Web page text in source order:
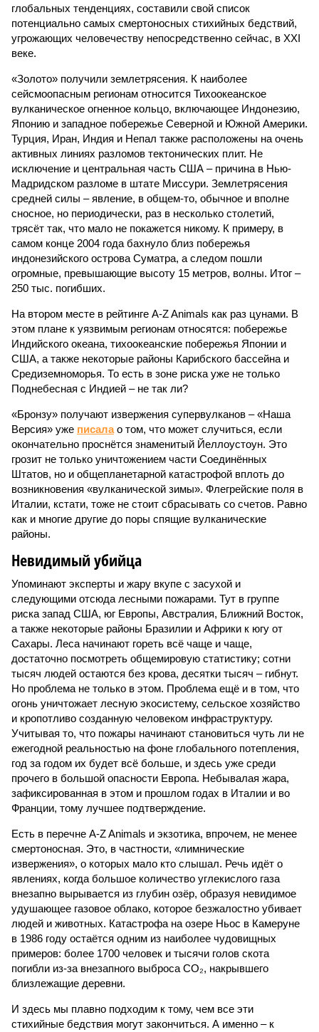
глобальных тенденциях, составили свой список
потенциально самых смертоносных стихийных бедствий,
угрожающих человечеству непосредственно сейчас, в XXI
веке.
«Золото» получили землетрясения. К наиболее
сейсмоопасным регионам относится Тихоокеанское
вулканическое огненное кольцо, включающее Индонезию,
Японию и западное побережье Северной и Южной Америки.
Турция, Иран, Индия и Непал также расположены на очень
активных линиях разломов тектонических плит. Не
исключение и центральная часть США – причина в Нью-
Мадридском разломе в штате Миссури. Землетрясения
средней силы – явление, в общем-то, обычное и вполне
сносное, но периодически, раз в несколько столетий,
трясёт так, что мало не покажется никому. К примеру, в
самом конце 2004 года бахнуло близ побережья
индонезийского острова Суматра, а следом пошли
огромные, превышающие высоту 15 метров, волны. Итог –
250 тыс. погибших.
На втором месте в рейтинге A-Z Animals как раз цунами. В
этом плане к уязвимым регионам относятся: побережье
Индийского океана, тихо­океанские побережья Японии и
США, а также некоторые районы Карибского бассейна и
Средиземноморья. То есть в зоне риска уже не только
Поднебесная с Индией – не так ли?
«Бронзу» получают извержения супервулканов – «Наша
Версия» уже писалао том, что может случиться, если
окончательно проснётся знаменитый Йеллоустоун. Это
грозит не только уничтожением части Соединённых
Штатов, но и общепланетарной катастрофой вплоть до
возникновения «вулканической зимы». Флегрейские поля в
Италии, кстати, тоже не стоит сбрасывать со счетов. Равно
как и многие другие до поры спящие вулканические
районы.
Невидимый убийца
Упоминают эксперты и жару вкупе с засухой и
следующими отсюда лесными пожарами. Тут в группе
риска запад США, юг Европы, Австралия, Ближний Восток,
а также некоторые районы Бразилии и Африки к югу от
Сахары. Леса начинают гореть всё чаще и чаще,
достаточно посмотреть общемировую статистику; сотни
тысяч людей остаются без крова, десятки тысяч – гибнут.
Но проблема не только в этом. Проблема ещё и в том, что
огонь уничтожает лесную экосистему, сельское хозяйство
и кропотливо созданную человеком инфраструктуру.
Учитывая то, что пожары начинают становиться чуть ли не
ежегодной реальностью на фоне глобального потепления,
год за годом их будет всё больше, и здесь уже среди
прочего в большой опасности Европа. Небывалая жара,
зафиксированная в этом и прошлом годах в Италии и во
Франции, тому лучшее подтверждение.
Есть в перечне A-Z Animals и экзотика, впрочем, не менее
смертоносная. Это, в частности, «лимнические
извержения», о которых мало кто слышал. Речь идёт о
явлениях, когда большое количество углекислого газа
внезапно вырывается из глубин озёр, образуя невидимое
удушающее газовое облако, которое безжалостно убивает
людей и животных. Катастрофа на озере Ньос в Камеруне
в 1986 году остаётся одним из наиболее чудовищных
примеров: более 1700 человек и тысячи голов скота
погибли из-за внезапного выброса CO₂, накрывшего
близлежащие деревни.
И здесь мы плавно подходим к тому, чем все эти
стихийные бедствия могут закончиться. А именно – к